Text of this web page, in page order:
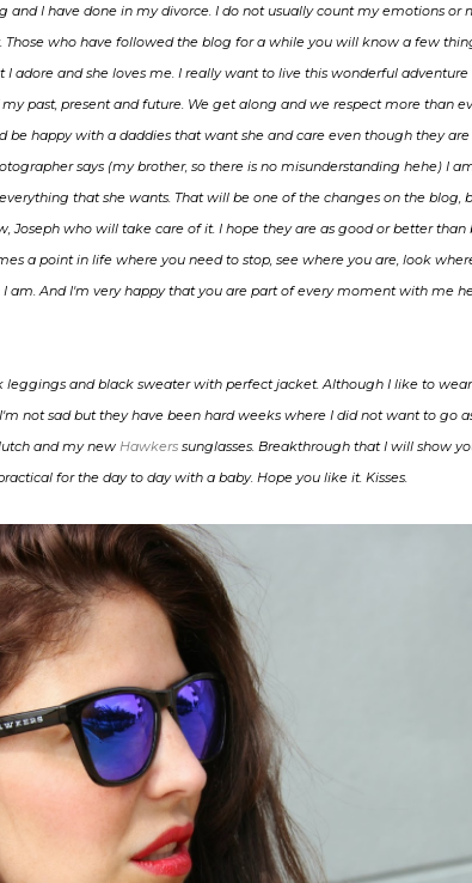
I have done in my divorce. I do not usually count my emotions or
Those who have followed the blog for a while you will know a few
adore and she loves me. I really want to live this wonderful
past, present and future. We get along and we respect more than
be happy with a daddies that want she and care even though they
says (my brother, so there is no misunderstanding hehe) I
that she wants. That will be one of the changes on the blog,
Joseph who will take care of it. I hope they are as good or better
a point in life where you need to stop, see where you are, look
am. And I'm very happy that you are part of every moment with me
leggings and black sweater with perfect jacket. Although I like to
not sad but they have been hard weeks where I did not want to go
and my new Hawkers sunglasses. Breakthrough that I will show
for the day to day with a baby. Hope you like it. Kisses.